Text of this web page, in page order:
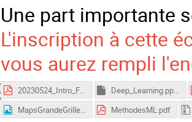
Une part importante
L'inscription à cette
vous aurez rempli
20230524_Intro_FormationML.pdf
Deep_Learning.ppsx
MapsGrandeGrille.png
MethodesML.pdf